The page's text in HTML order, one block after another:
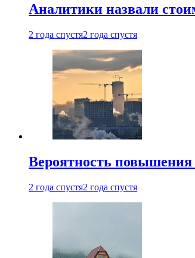
Аналитики назвали
2 года спустя2 года спустя
Вероятность повышения
2 года спустя2 года спустя